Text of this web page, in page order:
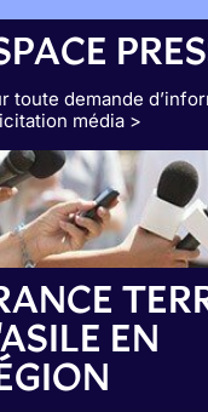
toute demande
média >
EN